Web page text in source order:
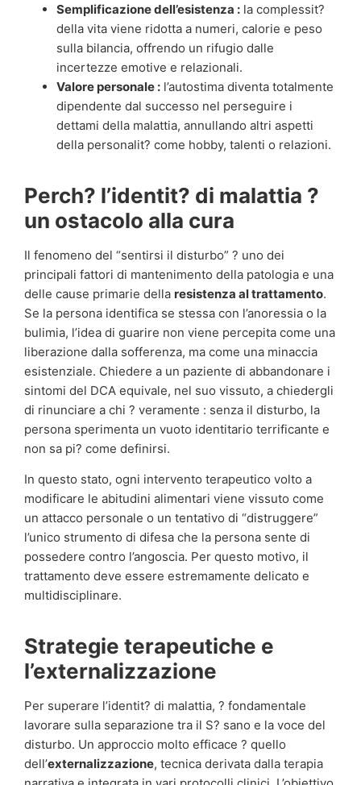
Semplificazione dell’esistenza : la complessit?
della vita viene ridotta a numeri, calorie e peso
sulla bilancia, offrendo un rifugio dalle
incertezze emotive e relazionali.
Valore personale : l’autostima diventa totalmente
dipendente dal successo nel perseguire i
dettami della malattia, annullando altri aspetti
della personalit? come hobby, talenti o relazioni.
Perch? l’identit? di malattia ?
un ostacolo alla cura
Il fenomeno del “sentirsi il disturbo” ? uno dei
principali fattori di mantenimento della patologia e una
delle cause primarie della resistenza al trattamento.
Se la persona identifica se stessa con l’anoressia o la
bulimia, l’idea di guarire non viene percepita come una
liberazione dalla sofferenza, ma come una minaccia
esistenziale. Chiedere a un paziente di abbandonare i
sintomi del DCA equivale, nel suo vissuto, a chiedergli
di rinunciare a chi ? veramente : senza il disturbo, la
persona sperimenta un vuoto identitario terrificante e
non sa pi? come definirsi.
In questo stato, ogni intervento terapeutico volto a
modificare le abitudini alimentari viene vissuto come
un attacco personale o un tentativo di “distruggere”
l’unico strumento di difesa che la persona sente di
possedere contro l’angoscia. Per questo motivo, il
trattamento deve essere estremamente delicato e
multidisciplinare.
Strategie terapeutiche e
l’externalizzazione
Per superare l’identit? di malattia, ? fondamentale
lavorare sulla separazione tra il S? sano e la voce del
disturbo. Un approccio molto efficace ? quello
dell’externalizzazione, tecnica derivata dalla terapia